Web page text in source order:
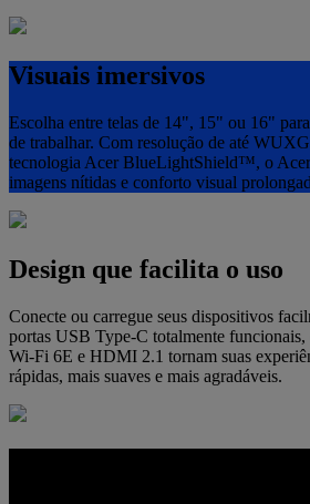
Visuais imersivos
Escolha entre telas de 14", 15" ou 16"
de trabalhar. Com resolução de até
tecnologia Acer BlueLightShield™, o
imagens nítidas e conforto visual
Design que facilita o uso
Conecte ou carregue seus dispositivos
portas USB Type-C totalmente
Wi-Fi 6E e HDMI 2.1 tornam suas
rápidas, mais suaves e mais agradáveis.